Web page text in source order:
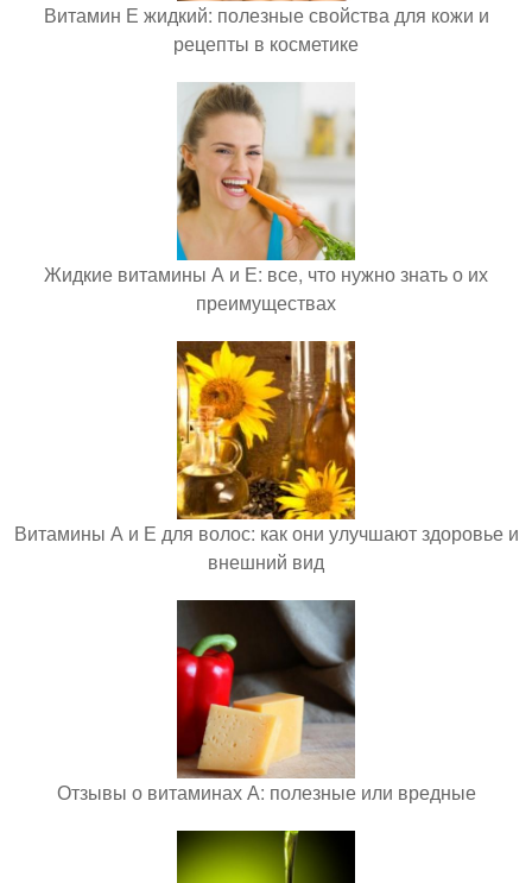
Витамин Е жидкий: полезные свойства для кожи и
рецепты в косметике
Жидкие витамины А и Е: все, что нужно знать о их
преимуществах
Витамины А и Е для волос: как они улучшают здоровье и
внешний вид
Отзывы о витаминах А: полезные или вредные